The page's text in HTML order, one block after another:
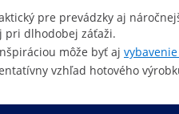
pre prevádzky aj
pri dlhodobej záťaži.
môže byť aj
vzhľad hotového